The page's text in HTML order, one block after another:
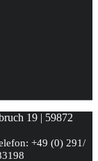
19 | 59872
+49 (0) 291/